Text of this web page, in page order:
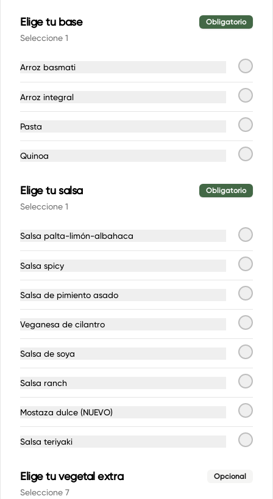
Jugos prensados en frío Bless
300ml
$3.800
Postres
Barrita de datiles con maní
Barrita de dátil, maní, chocolate,
Elige tu base Obligatorio
Seleccione 1
Arroz basmati
Arroz integral
Pasta
Quinoa
Elige tu salsa Obligatorio
Seleccione 1
Salsa palta-limón-albahaca
Salsa spicy
Salsa de pimiento asado
Veganesa de cilantro
Salsa de soya
Salsa ranch
Mostaza dulce (NUEVO)
Salsa teriyaki
Elige tu vegetal extra Opcional
Seleccione 7